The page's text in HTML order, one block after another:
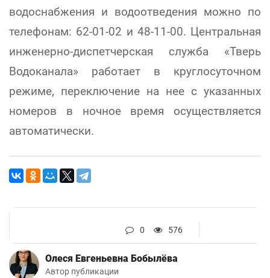
водоснабжения и водоотведения можно по
телефонам: 62-01-02 и 48-11-00. Центральная
инженерно-диспетчерская служба «Тверь
Водоканала» работает в круглосуточном
режиме, переключение на нее с указанных
номеров в ночное время осуществляется
автоматически.
0 576
Олеся Евгеньевна Бобылёва
Автор публикации